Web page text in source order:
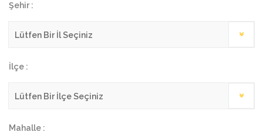
Şehir :
İlçe :
Mahalle :